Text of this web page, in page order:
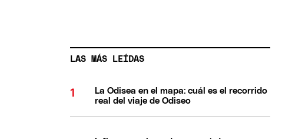
LAS MÁS LEÍDAS
La Odisea en el mapa: cuál es el recorrido
real del viaje de Odiseo